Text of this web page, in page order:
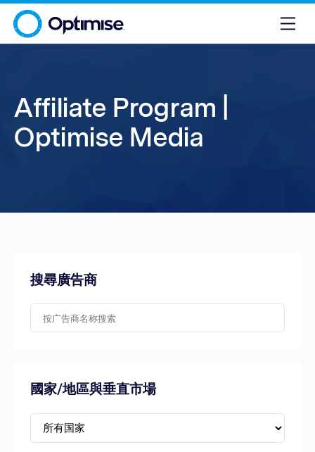
Affiliate Program |
Optimise Media
搜尋廣告商
國家/地區與垂直市場